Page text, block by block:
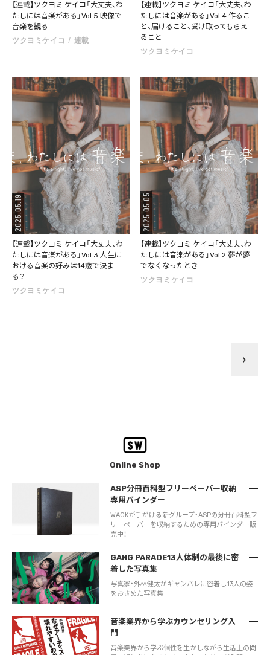
【連載】ツクヨミ ケイコ「大丈夫、わ
たしには音楽がある」Vol.5 映像で
音楽を観る
ツクヨミケイコ 連載
【連載】ツクヨミ ケイコ「大丈夫、わ
たしには音楽がある」Vol.4 作るこ
と、届けること、受け取ってもらえ
ること
ツクヨミケイコ
2025.05.19
【連載】ツクヨミ ケイコ「大丈夫、わ
たしには音楽がある」Vol.3 人生に
おける音楽の好みは14歳で決ま
る？
ツクヨミケイコ
2025.05.05
【連載】ツクヨミ ケイコ「大丈夫、わ
たしには音楽がある」Vol.2 夢が夢
でなくなったとき
ツクヨミケイコ
Online Shop
ASP分冊百科型フリーペーパー収納
専用バインダー
WACKが手がける新グループ・ASPの分冊百科型フ
リーペーパーを収納するための専用バインダー販
売中！
GANG PARADE13人体制の最後に密
着した写真集
写真家・外林健太がギャンパレに密着し13人の姿
をおさめた写真集
音楽業界から学ぶカウンセリング入
門
音楽業界から学ぶ個性を生かしながら生活上の問